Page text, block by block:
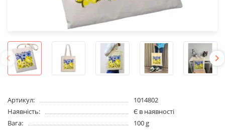
Артикул:
1014802
Наявність:
Є в наявності
Вага:
100 g